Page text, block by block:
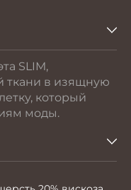
SLIM,
ткани в изящную
который
моды.